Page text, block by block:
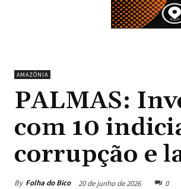
AMAZÔNIA
PALMAS:
com 10
corrupção e
By Folha do Bico 20 de junho de 2026 0